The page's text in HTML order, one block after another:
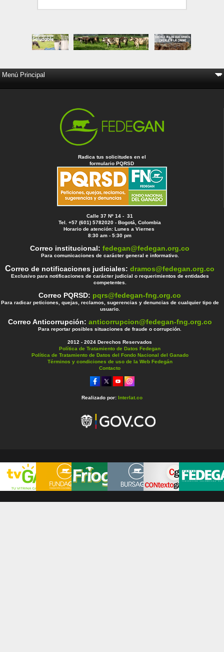
Radica tus solicitudes en el
formulario PQRSD
Calle 37 Nº 14 - 31
Tel. +57 (601) 5782020 - Bogotá, Colombia
Horario de atención: Lunes a Viernes
8:30 am - 5:30 pm
Correo institucional:fedegan@fedegan.org.co
Para comunicaciones de carácter general e informativo.
Correo de notificaciones judiciales:dramos@fedegan.org.co
Exclusivo para notificaciones de carácter judicial o requerimientos de entidades
competentes.
Correo PQRSD: pqrs@fedegan-fng.org.co
Para radicar peticiones, quejas, reclamos, sugerencias y denuncias de cualquier tipo de
usuario.
Correo Anticorrupción: anticorrupcion@fedegan-fng.org.co
Para reportar posibles situaciones de fraude o corrupción.
2012 - 2024 Derechos Reservados
Política de Tratamiento de Datos Fedegan
Política de Tratamiento de Datos del Fondo Nacional del Ganado
Términos y condiciones de uso de la Web Fedegán
Contacto
Realizado por: Interlat.co